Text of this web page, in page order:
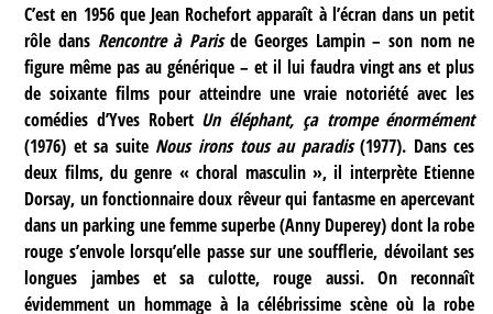
C’est en 1956 que Jean Rochefort apparaît à l’écran dans un petit
rôle dans Rencontre à Parisde Georges Lampin – son nom ne
figure même pas au générique – et il lui faudra vingt ans et plus
de soixante films pour atteindre une vraie notoriété avec les
comédies d’Yves Robert Un éléphant, ça trompe énormément
(1976) et sa suite Nous irons tous au paradis(1977). Dans ces
deux films, du genre « choral masculin », il interprète Etienne
Dorsay, un fonctionnaire doux rêveur qui fantasme en apercevant
dans un parking une femme superbe (Anny Duperey) dont la robe
rouge s’envole lorsqu’elle passe sur une soufflerie, dévoilant ses
longues jambes et sa culotte, rouge aussi. On reconnaît
évidemment un hommage à la célébrissime scène où la robe